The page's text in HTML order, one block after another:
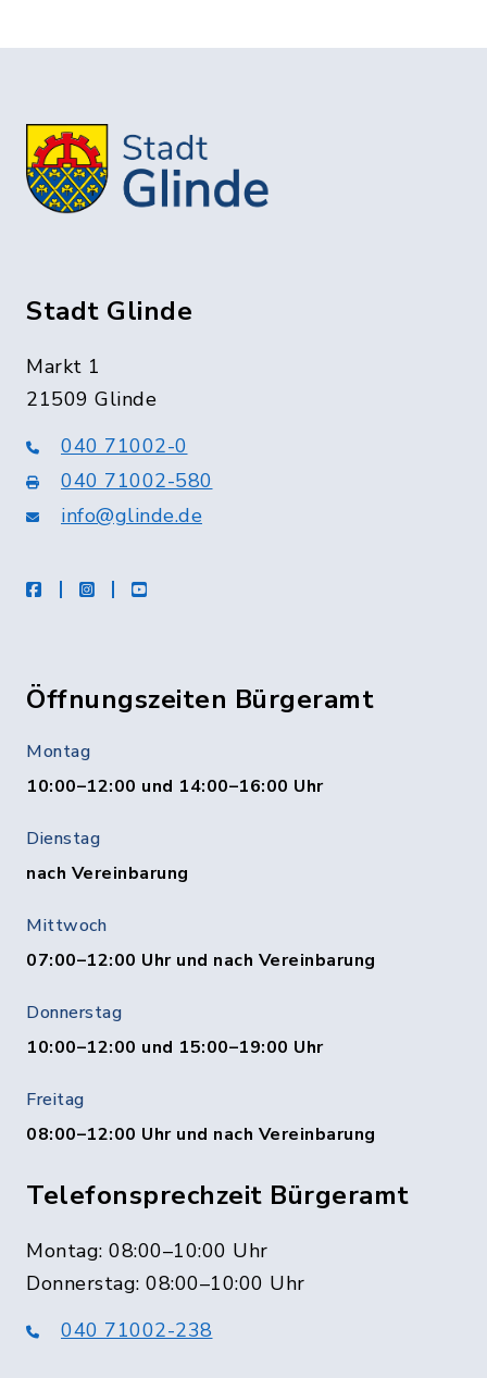
Stadt Glinde
Markt 1
21509 Glinde
040 71002-0
040 71002-580
info@glinde.de
facebookinstagramYoutube
Öffnungszeiten Bürgeramt
Montag
10:00–12:00 und 14:00–16:00 Uhr
Dienstag
nach Vereinbarung
Mittwoch
07:00–12:00 Uhr und nach Vereinbarung
Donnerstag
10:00–12:00 und 15:00–19:00 Uhr
Freitag
08:00–12:00 Uhr und nach Vereinbarung
Telefonsprechzeit Bürgeramt
Montag: 08:00–10:00 Uhr
Donnerstag: 08:00–10:00 Uhr
040 71002-238